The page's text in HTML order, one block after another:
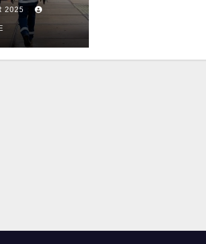
2025